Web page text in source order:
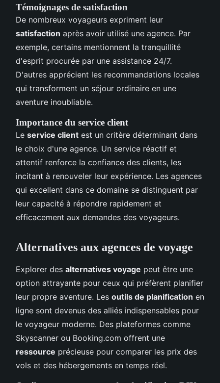
Témoignages de satisfaction
De nombreux voyageurs expriment leur
satisfaction après avoir utilisé une agence. Par
exemple, certains mentionnent la tranquillité
d'esprit procurée par une assistance 24/7.
D'autres apprécient les recommandations locales
qui transforment un séjour ordinaire en une
aventure inoubliable.
Importance du service client
Le service client est un critère déterminant dans
le choix d'une agence. Un service réactif et
attentif renforce la confiance des clients, les
incitant à renouveler leur expérience. Les agences
qui excellent dans ce domaine se distinguent par
leur capacité à répondre rapidement et
efficacement aux demandes des voyageurs.
Alternatives aux agences de voyage
Explorer des alternatives voyage peut être une
option attrayante pour ceux qui préfèrent planifier
leur propre aventure. Les outils de planification en
ligne sont devenus des alliés indispensables pour
le voyageur moderne. Des plateformes comme
Skyscanner ou Booking.com offrent une
ressource précieuse pour comparer les prix des
vols et des hébergements en temps réel.